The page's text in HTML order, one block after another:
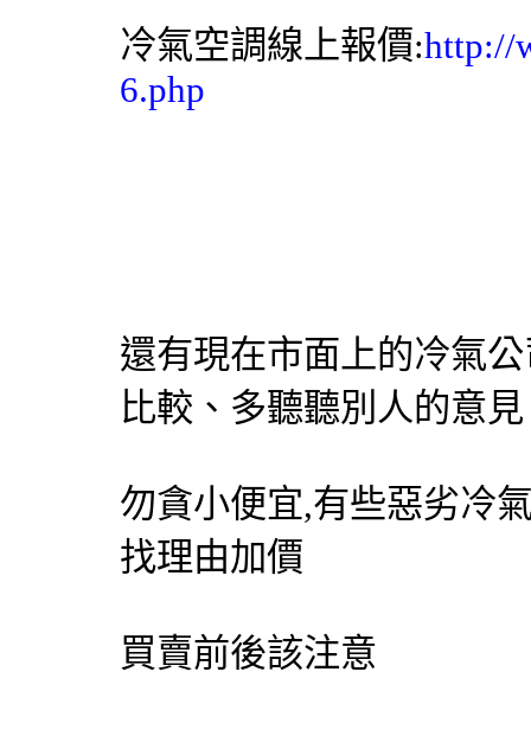
冷氣空調線上報價:http://
6.php
還有現在市面上的冷氣
比較、多聽聽別人的意見
勿貪小便宜,有些惡劣冷
找理由加價
買賣前後該注意